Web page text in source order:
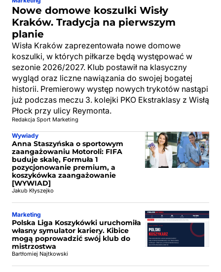
Nowe domowe koszulki Wisły
Kraków. Tradycja na pierwszym
planie
Wisła Kraków zaprezentowała nowe domowe
koszulki, w których piłkarze będą występować w
sezonie 2026/2027. Klub postawił na klasyczny
wygląd oraz liczne nawiązania do swojej bogatej
historii. Premierowy występ nowych trykotów nastąpi
już podczas meczu 3. kolejki PKO Ekstraklasy z Wisłą
Płock przy ulicy Reymonta.
Redakcja Sport Marketing
Wywiady
Anna Staszyńska o sportowym
zaangażowaniu Motoroli: FIFA
buduje skalę, Formuła 1
pozycjonowanie premium, a
koszykówka zaangażowanie
[WYWIAD]
Jakub Kłyszejko
Marketing
Polska Liga Koszykówki uruchomiła
własny symulator kariery. Kibice
mogą poprowadzić swój klub do
mistrzostwa
Bartłomiej Najtkowski